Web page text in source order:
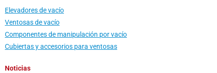
Elevadores de vacío
Ventosas de vacío
Componentes de manipulación por vacío
Cubiertas y accesorios para ventosas
Noticias